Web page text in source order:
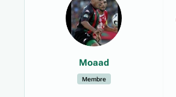
Moaad
Membre